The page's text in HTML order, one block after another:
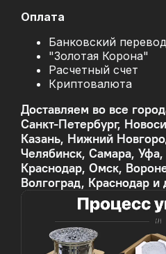
Оплата
Банковский
"Золотая Корона"
Расчетный счет
Криптовалюта
Доставляем во все
Санкт-Петербург,
Казань, Нижний
Челябинск, Самара,
Краснодар, Омск,
Волгоград, Краснодар и